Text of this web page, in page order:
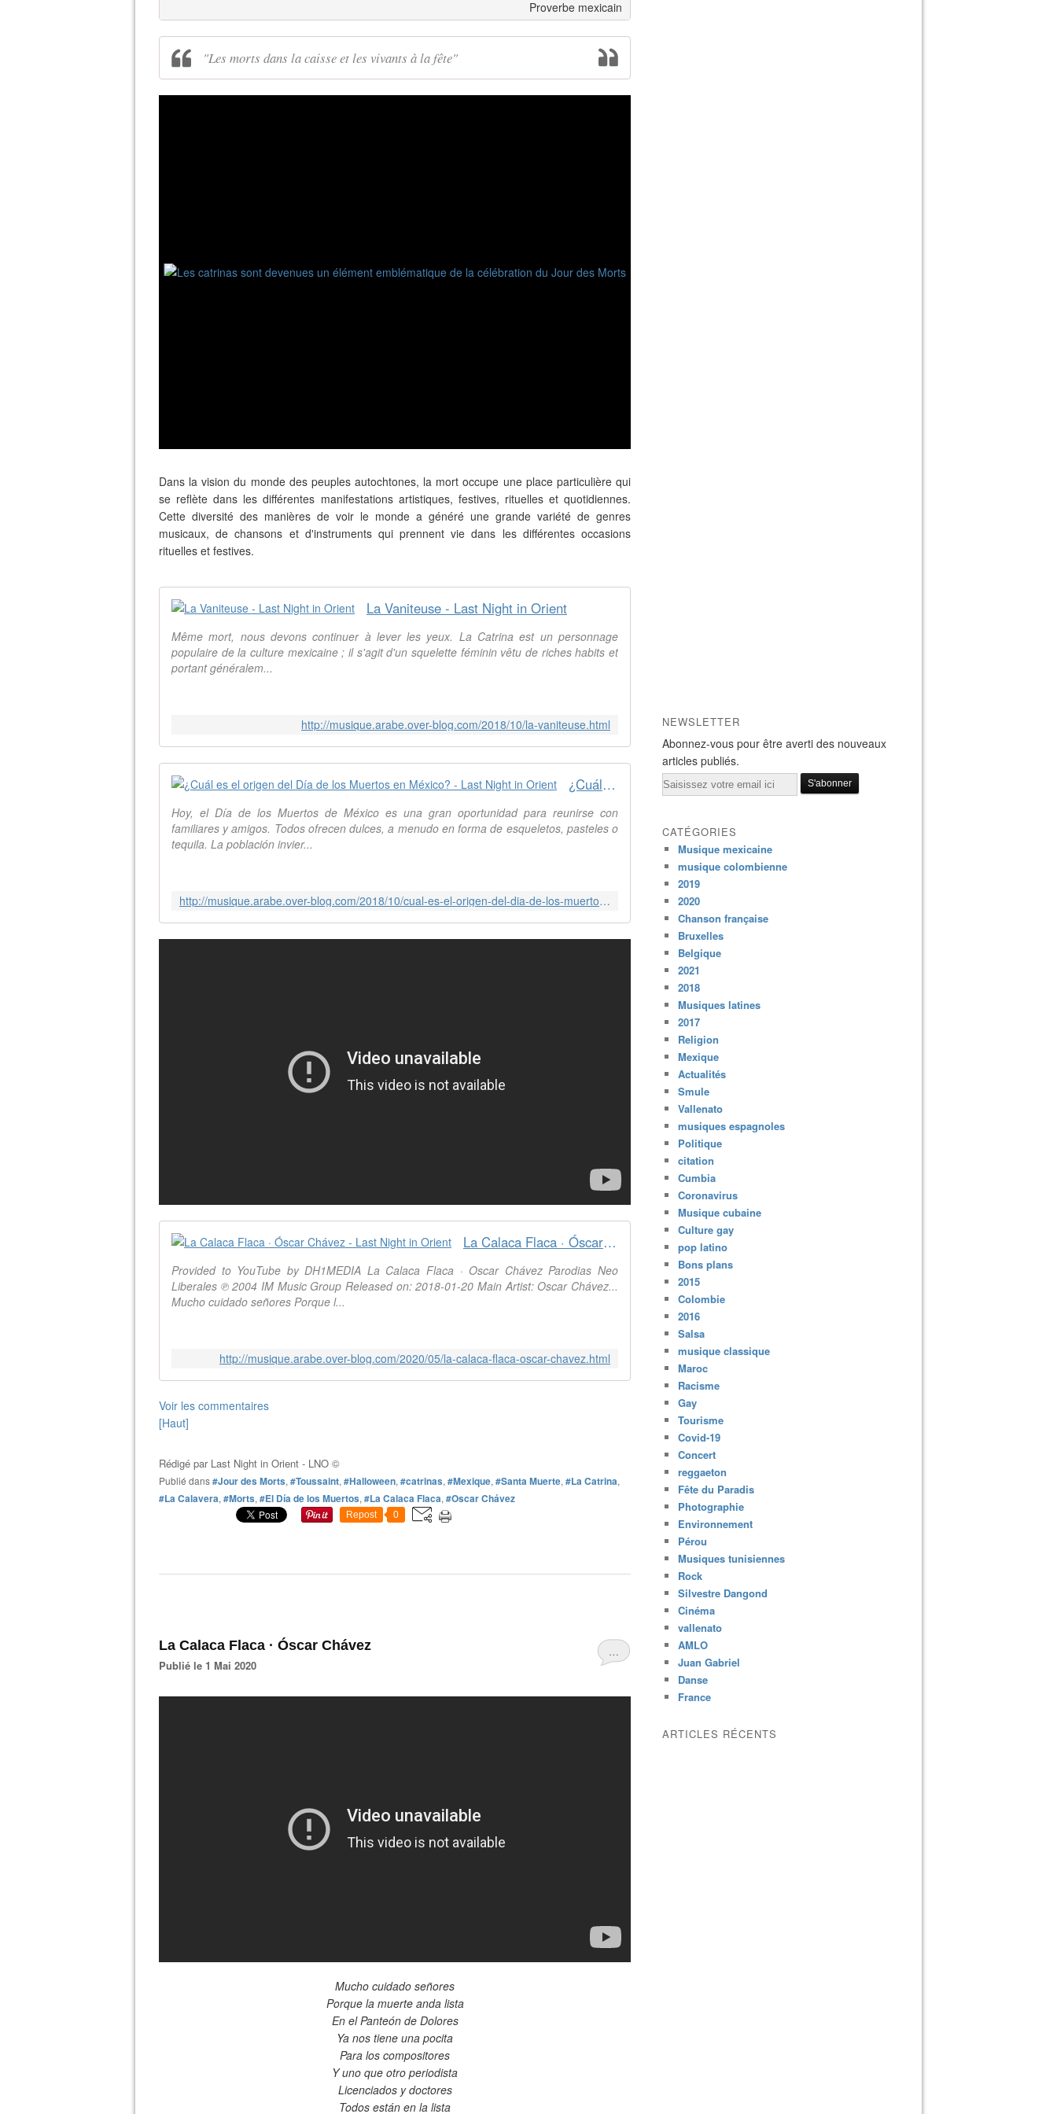
Proverbe mexicain
"Les morts dans la caisse et les vivants à la fête"
Dans la vision du monde des peuples autochtones, la mort occupe une place particulière qui
se reflète dans les différentes manifestations artistiques, festives, rituelles et quotidiennes.
Cette diversité des manières de voir le monde a généré une grande variété de genres
musicaux, de chansons et d'instruments qui prennent vie dans les différentes occasions
rituelles et festives.
La Vaniteuse - Last Night in Orient
Même mort, nous devons continuer à lever les yeux. La Catrina est un personnage
populaire de la culture mexicaine ; il s'agit d'un squelette féminin vêtu de riches habits et
portant généralem...
http://musique.arabe.over-blog.com/2018/10/la-vaniteuse.html
¿Cuál es el origen del Día de los Muertos en México? - Last Night in Orient
Hoy, el Día de los Muertos de México es una gran oportunidad para reunirse con
familiares y amigos. Todos ofrecen dulces, a menudo en forma de esqueletos, pasteles o
tequila. La población invier...
http://musique.arabe.over-blog.com/2018/10/cual-es-el-origen-del-dia-de-los-muertos-en-mexico.html
La Calaca Flaca · Óscar Chávez - Last Night in Orient
Provided to YouTube by DH1MEDIA La Calaca Flaca · Oscar Chávez Parodias Neo
Liberales ℗ 2004 IM Music Group Released on: 2018-01-20 Main Artist: Oscar Chávez...
Mucho cuidado señores Porque l...
http://musique.arabe.over-blog.com/2020/05/la-calaca-flaca-oscar-chavez.html
Voir les commentaires
[Haut]
Rédigé par Last Night in Orient - LNO ©
Publié dans#Jour des Morts, #Toussaint, #Halloween, #catrinas, #Mexique, #Santa Muerte, #La Catrina,
#La Calavera, #Morts, #El Día de los Muertos, #La Calaca Flaca, #Oscar Chávez
Repost 0
…
La Calaca Flaca · Óscar Chávez
Publié le 1 Mai 2020
Mucho cuidado señores
Porque la muerte anda lista
En el Panteón de Dolores
Ya nos tiene una pocita
Para los compositores
Y uno que otro periodista
Licenciados y doctores
Todos están en la lista
NEWSLETTER
Abonnez-vous pour être averti des nouveaux
articles publiés.
Email
CATÉGORIES
Musique mexicaine
musique colombienne
2019
2020
Chanson française
Bruxelles
Belgique
2021
2018
Musiques latines
2017
Religion
Mexique
Actualités
Smule
Vallenato
musiques espagnoles
Politique
citation
Cumbia
Coronavirus
Musique cubaine
Culture gay
pop latino
Bons plans
2015
Colombie
2016
Salsa
musique classique
Maroc
Racisme
Gay
Tourisme
Covid-19
Concert
reggaeton
Fête du Paradis
Photographie
Environnement
Pérou
Musiques tunisiennes
Rock
Silvestre Dangond
Cinéma
vallenato
AMLO
Juan Gabriel
Danse
France
ARTICLES RÉCENTS